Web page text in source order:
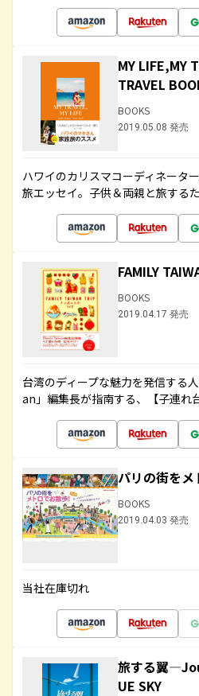
MY LIFE,MY
TRAVEL
BOOKS
2019.05.08 発売
ハワイのカリスマコーディネータ
旅エッセイ。子供＆両親と旅する
FAMILY
BOOKS
2019.04.17 発売
台湾のディープな魅力を発信する
an」編集長が指南する、【子連れ
パリの街を
BOOKS
2019.04.03 発売
当社在庫切れ
旅する翼
UE SKY